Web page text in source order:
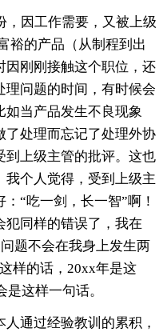
，因工作需要，又被上级
裕的产品（从制程到出
因刚刚接触这个职位，还
问题的时间，有时候会
如当产品发生不良现象
了处理而忘记了处理外协
到上级主管的批评。这也
个人觉得，受到上级主
“吃一剑，长一智”啊！
犯同样的错误了，我在
题不会在我身上发生两
样的话，20xx年是这
这样一句话。
通过经验教训的累积，